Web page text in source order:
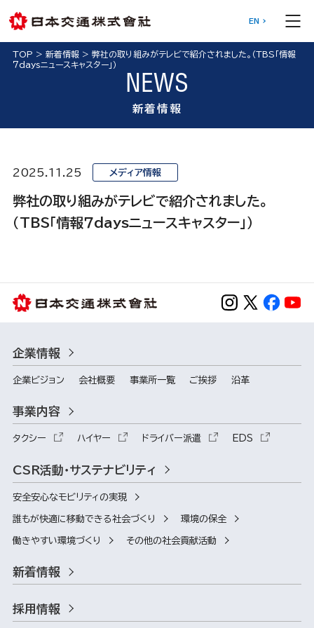
EN
TOP > 新着情報> 弊社の取り組みがテレビで紹介されました。（TBS「情報
７daysニュースキャスター」）
NEWS
新着情報
2025.11.25 メディア情報
弊社の取り組みがテレビで紹介されました。
（TBS「情報７daysニュースキャスター」）
企業情報
企業ビジョン 会社概要 事業所一覧 ご挨拶 沿革
事業内容
タクシー ハイヤー ドライバー派遣 EDS
CSR活動・サステナビリティ
安全安心なモビリティの実現
誰もが快適に移動できる社会づくり 環境の保全
働きやすい環境づくり その他の社会貢献活動
新着情報
採用情報